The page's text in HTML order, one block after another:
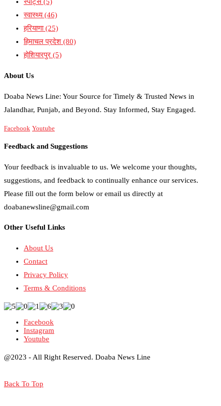
स्वास्थ्य(46)
हरियाणा(25)
हिमाचल प्रदेश (80)
होशियारपुर (5)
About Us
Doaba News Line: Your Source for Timely & Trusted News in
Jalandhar, Punjab, and Beyond. Stay Informed, Stay Engaged.
Facebook Youtube
Feedback and Suggestions
Your feedback is invaluable to us. We welcome your thoughts,
suggestions, and feedback to continually enhance our services.
Please fill out the form below or email us directly at
doabanewsline@gmail.com
Other Useful Links
About Us
Contact
Privacy Policy
Terms & Conditions
Facebook
Instagram
Youtube
@2023 - All Right Reserved. Doaba News Line
Back To Top